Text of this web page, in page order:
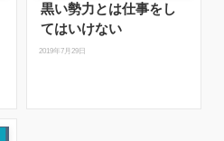
黒い勢力とは仕事をし
てはいけない
2019年7月29日